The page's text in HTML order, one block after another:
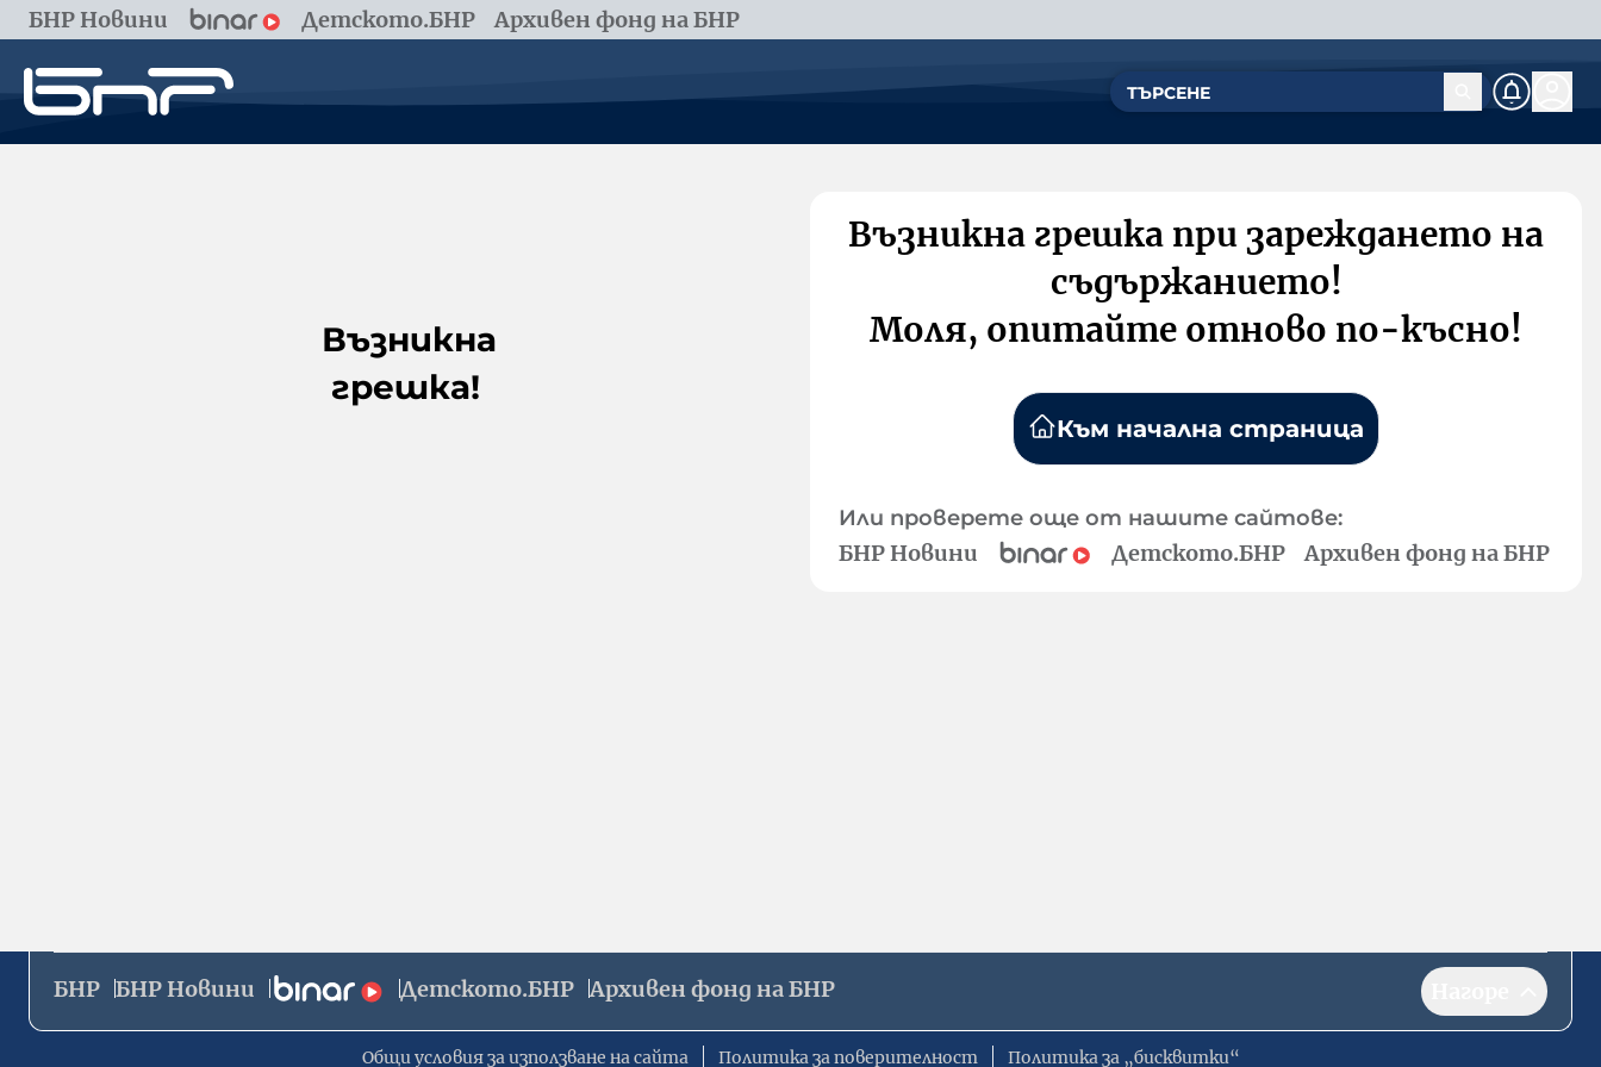
БНР Новини Детското.БНР Архивен фонд на БНР
Възникна
грешка!
Възникна грешка при зареждането на
съдържанието!
Моля, опитайте отново по-късно!
Към начална страница
Или проверете още от нашите сайтове:
БНР Новини Детското.БНР Архивен фонд на БНР
БНР БНР Новини Детското.БНР Архивен фонд на БНР
Общи условия за използване на сайта Политика за поверителност Политика за „бисквитки“